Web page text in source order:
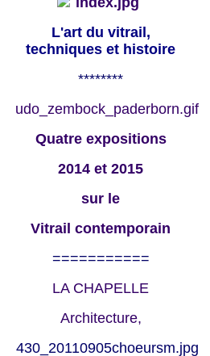
L'art du vitrail,
techniques et histoire
********
Quatre expositions
2014 et 2015
sur le
Vitrail contemporain
===========
LA CHAPELLE
Architecture,